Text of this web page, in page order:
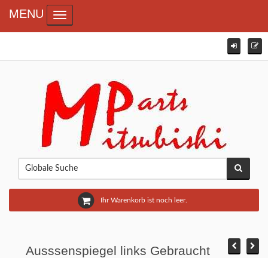
Ihr Warenkorb ist noch leer.
MENU Toggle navigation
Ausssenspiegel links Gebraucht